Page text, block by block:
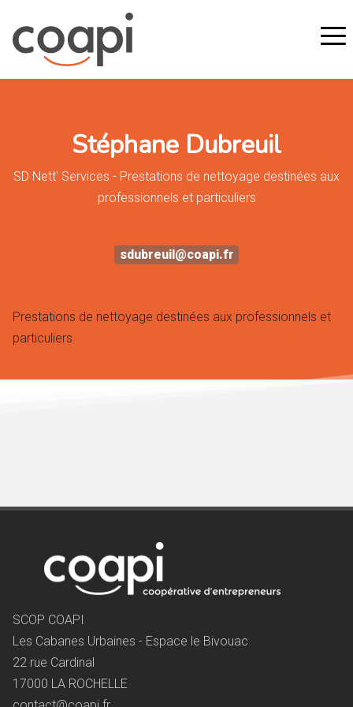
Stéphane Dubreuil
SD Nett' Services - Prestations de nettoyage destinées aux
professionnels et particuliers
sdubreuil@coapi.fr
Prestations de nettoyage destinées aux professionnels et
particuliers
SCOP COAPI
Les Cabanes Urbaines - Espace le Bivouac
22 rue Cardinal
17000 LA ROCHELLE